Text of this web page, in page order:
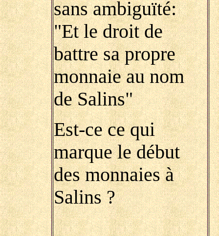
sans ambiguïté:
"Et le droit de
battre sa propre
monnaie au nom
de Salins"
Est-ce ce qui
marque le début
des monnaies à
Salins ?